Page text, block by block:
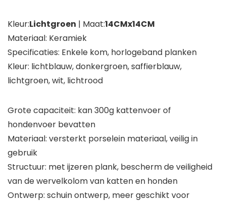
Kleur:Lichtgroen | Maat:14CMx14CM
Materiaal: Keramiek
Specificaties: Enkele kom, horlogeband planken
Kleur: lichtblauw, donkergroen, saffierblauw,
lichtgroen, wit, lichtrood
Grote capaciteit: kan 300g kattenvoer of
hondenvoer bevatten
Materiaal: versterkt porselein materiaal, veilig in
gebruik
Structuur: met ijzeren plank, bescherm de veiligheid
van de wervelkolom van katten en honden
Ontwerp: schuin ontwerp, meer geschikt voor